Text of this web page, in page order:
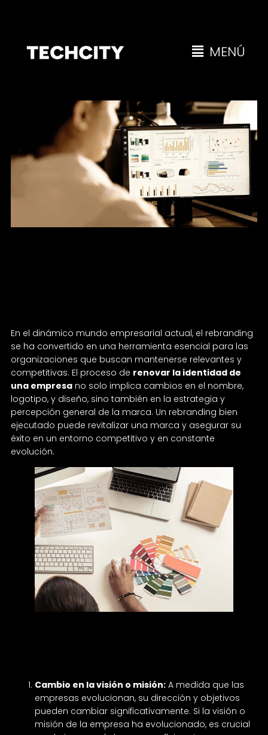
MENÚ
En el dinámico mundo empresarial actual, el rebranding
se ha convertido en una herramienta esencial para las
organizaciones que buscan mantenerse relevantes y
competitivas. El proceso de renovar la identidad de
una empresa no solo implica cambios en el nombre,
logotipo, y diseño, sino también en la estrategia y
percepción general de la marca. Un rebranding bien
ejecutado puede revitalizar una marca y asegurar su
éxito en un entorno competitivo y en constante
evolución.
Cambio en la visión o misión: A medida que las
empresas evolucionan, su dirección y objetivos
pueden cambiar significativamente. Si la visión o
misión de la empresa ha evolucionado, es crucial